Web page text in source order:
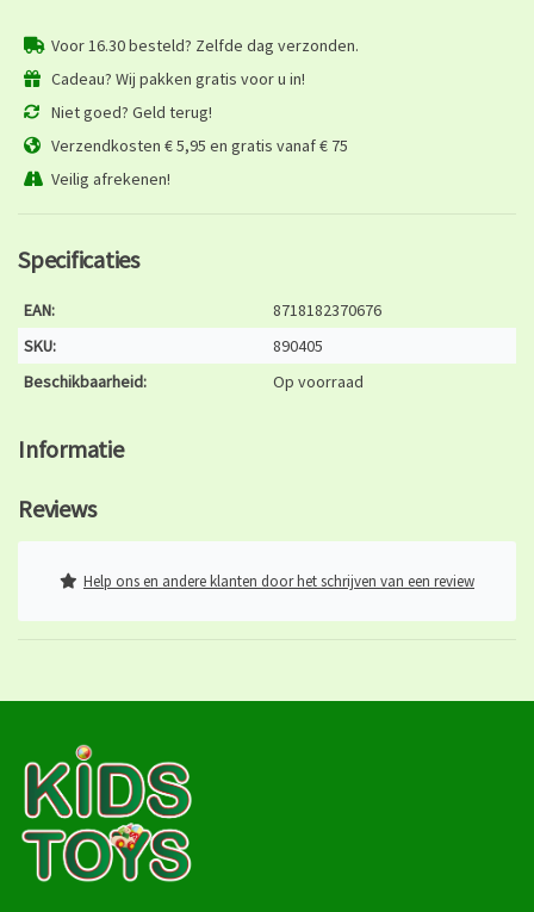
Voor 16.30 besteld? Zelfde dag verzonden.
Cadeau? Wij pakken gratis voor u in!
Niet goed? Geld terug!
Verzendkosten € 5,95 en gratis vanaf € 75
Veilig afrekenen!
Specificaties
EAN:
8718182370676
SKU:
890405
Beschikbaarheid:
Op voorraad
Informatie
Reviews
Help ons en andere klanten door het schrijven van een review